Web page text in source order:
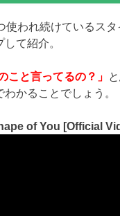
使われ続けているス
て紹介。
こと言ってるの？」
かることでしょう。
of You [Official